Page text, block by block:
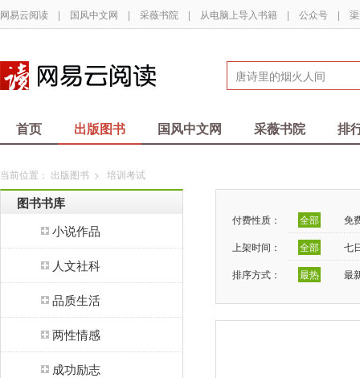
网易云阅读 | 国风中文网 | 采薇书院 | 从电脑上导入书籍 | 公众号 |
首页 出版图书 国风中文网 采薇书院 排
当前位置： 出版图书 > 培训考试
图书书库
小说作品
人文社科
品质生活
两性情感
成功励志
付费性质： 全部
免
上架时间：
全部
七
排序方式：
最热 最